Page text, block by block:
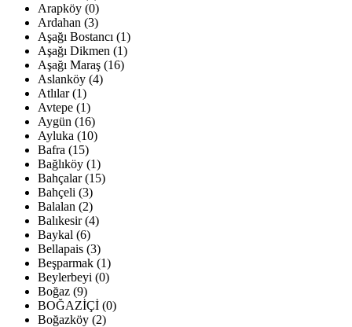
Arapköy (0)
Ardahan (3)
Aşağı Bostancı (1)
Aşağı Dikmen (1)
Aşağı Maraş (16)
Aslanköy (4)
Atlılar (1)
Avtepe (1)
Aygün (16)
Ayluka (10)
Bafra (15)
Bağlıköy (1)
Bahçalar (15)
Bahçeli (3)
Balalan (2)
Balıkesir (4)
Baykal (6)
Bellapais (3)
Beşparmak (1)
Beylerbeyi (0)
Boğaz (9)
BOĞAZİÇİ (0)
Boğazköy (2)